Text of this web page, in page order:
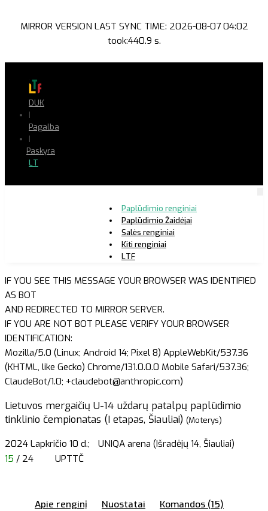
MIRROR VERSION LAST SYNC TIME: 2026-08-07 04:02
took:440.9 s.
DUK
|
Pagalba
|
Paskyra
LT
Paplūdimio renginiai
Paplūdimio Žaidėjai
Salės renginiai
Kiti renginiai
LTF
IF YOU SEE THIS MESSAGE YOUR BROWSER WAS IDENTIFIED
AS BOT
AND REDIRECTED TO MIRROR SERVER.
IF YOU ARE NOT BOT PLEASE VERIFY YOUR BROWSER
IDENTIFICATION:
Mozilla/5.0 (Linux; Android 14; Pixel 8) AppleWebKit/537.36
(KHTML, like Gecko) Chrome/131.0.0.0 Mobile Safari/537.36;
ClaudeBot/1.0; +claudebot@anthropic.com)
Lietuvos mergaičių U-14 uždarų patalpų paplūdimio
tinklinio čempionatas (I etapas, Šiauliai) (Moterys)
2024 Lapkričio 10 d.;
UNIQA arena (Išradėjų 14, Šiauliai)
15 / 24 UPTTČ
Apie renginį Nuostatai
Komandos (15)